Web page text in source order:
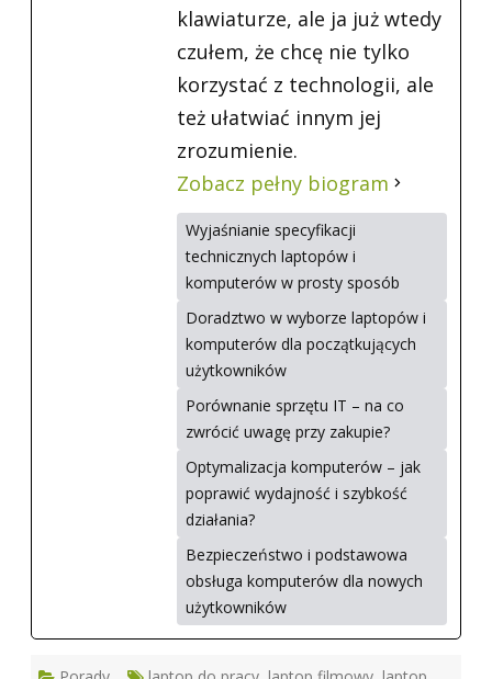
klawiaturze, ale ja już wtedy
czułem, że chcę nie tylko
korzystać z technologii, ale
też ułatwiać innym jej
zrozumienie.
Zobacz pełny biogram
Wyjaśnianie specyfikacji
technicznych laptopów i
komputerów w prosty sposób
Doradztwo w wyborze laptopów i
komputerów dla początkujących
użytkowników
Porównanie sprzętu IT – na co
zwrócić uwagę przy zakupie?
Optymalizacja komputerów – jak
poprawić wydajność i szybkość
działania?
Bezpieczeństwo i podstawowa
obsługa komputerów dla nowych
użytkowników